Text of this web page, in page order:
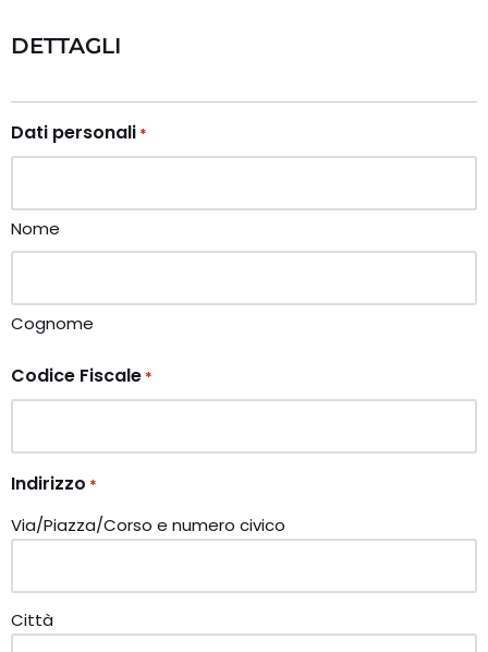
DETTAGLI
Dati personali *
Nome
Cognome
Codice Fiscale *
Indirizzo *
Via/Piazza/Corso e numero civico
Città